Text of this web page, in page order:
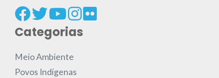
Categorias
Meio Ambiente
Povos Indígenas